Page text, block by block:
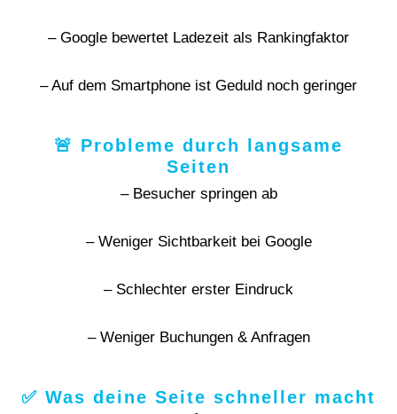
– Google bewertet Ladezeit als Rankingfaktor
– Auf dem Smartphone ist Geduld noch geringer
🚨 Probleme durch langsame
Seiten
– Besucher springen ab
– Weniger Sichtbarkeit bei Google
– Schlechter erster Eindruck
– Weniger Buchungen & Anfragen
✅ Was deine Seite schneller macht